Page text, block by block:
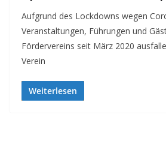
Aufgrund des Lockdowns wegen
Veranstaltungen, Führungen und
Fördervereins seit März 2020
Verein
Weiterlesen